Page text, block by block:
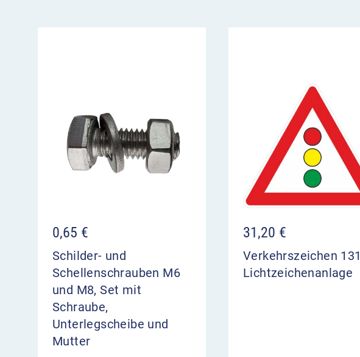
0,65 €
Schilder- und
Schellenschrauben M6
und M8, Set mit
Schraube,
Unterlegscheibe und
Mutter
31,20 €
Verkehrszeichen 131
Lichtzeichenanlage